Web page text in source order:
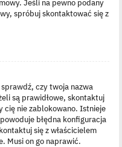
Jeśli na pewno podany
spróbuj skontaktować się z
czy twoja nazwa
są prawidłowe, skontaktuj
cię nie zablokowano. Istnieje
błędna konfiguracja
się z właścicielem
Musi on go naprawić.